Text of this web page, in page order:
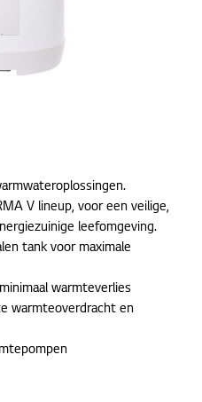
V lineup, voor een veilige,
leefomgeving.
tank voor maximale
warmteverlies
warmteoverdracht en